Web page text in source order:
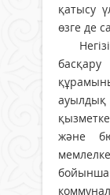
қатысу
өзге де
Негізі
және
бойынша